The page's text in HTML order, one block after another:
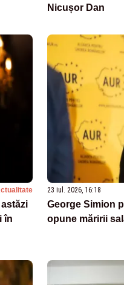
Nicușor Dan
în
23 iul. 2026, 16:18
George Simion
opune măririi